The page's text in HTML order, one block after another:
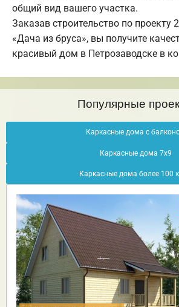
общий вид вашего участка.
Заказав строительство по проекту
«Дача из бруса», вы получите
красивый дом в Петрозаводске в
Популярные
Каркасные дома с
Каркасные дома 7х9
Каркасные дома более 100